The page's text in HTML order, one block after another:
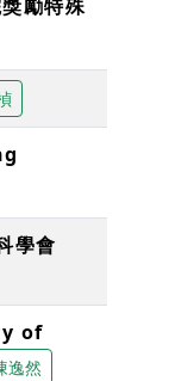
勵特殊
學會
of
逸然